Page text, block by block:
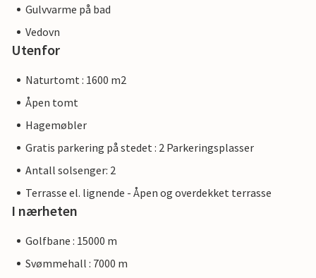
Gulvvarme på bad
Vedovn
Utenfor
Naturtomt : 1600 m2
Åpen tomt
Hagemøbler
Gratis parkering på stedet : 2 Parkeringsplasser
Antall solsenger: 2
Terrasse el. lignende - Åpen og overdekket terrasse
I nærheten
Golfbane : 15000 m
Svømmehall : 7000 m